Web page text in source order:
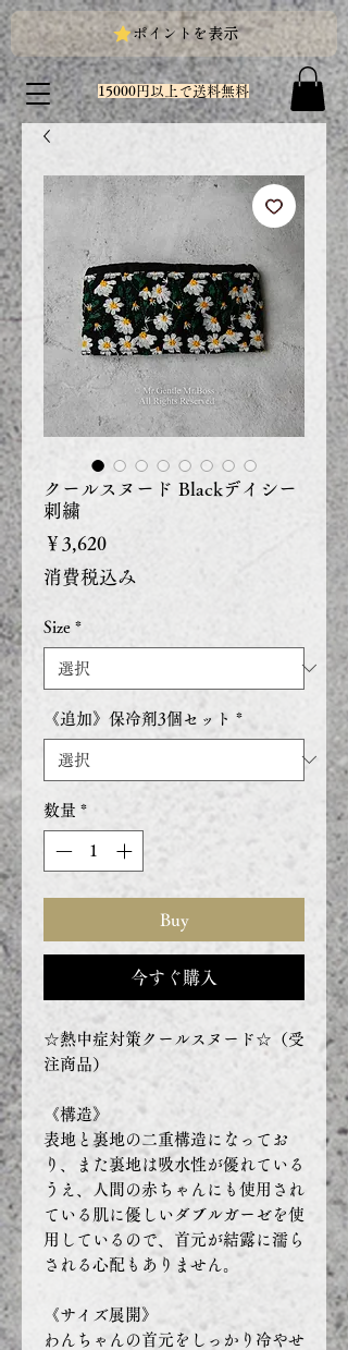
ポイントを表示
15000円以上で送料無料
クールスヌード Blackデイシー
刺繍
￥3,620価
格
消費税込み
Size *
《追加》保冷剤3個セット *
数量 *
Buy
今すぐ購入
☆熱中症対策クールスヌード☆（受
注商品）
《構造》
表地と裏地の二重構造になってお
り、また裏地は吸水性が優れている
うえ、人間の赤ちゃんにも使用され
ている肌に優しいダブルガーゼを使
用しているので、首元が結露に濡ら
される心配もありません。
《サイズ展開》
わんちゃんの首元をしっかり冷やせ